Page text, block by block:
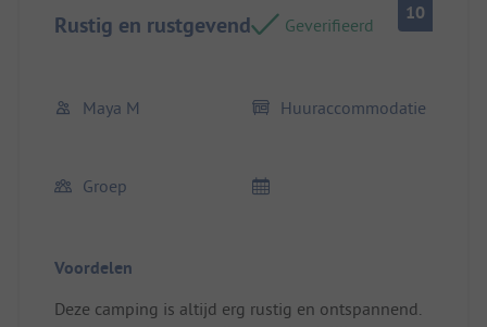
Rustig en rustgevend Geverifieerd
10
Maya M Huuraccommodatie
Groep
Voordelen
Deze camping is altijd erg rustig en ontspannend.